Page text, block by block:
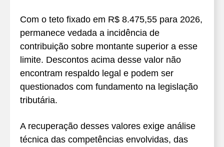
Com o teto fixado em R$ 8.475,55 para 2026,
permanece vedada a incidência de
contribuição sobre montante superior a esse
limite. Descontos acima desse valor não
encontram respaldo legal e podem ser
questionados com fundamento na legislação
tributária.
A recuperação desses valores exige análise
técnica das competências envolvidas, das